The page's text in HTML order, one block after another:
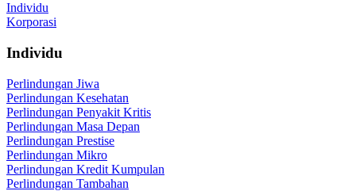
Individu
Korporasi
Individu
Perlindungan Jiwa
Perlindungan Kesehatan
Perlindungan Penyakit Kritis
Perlindungan Masa Depan
Perlindungan Prestise
Perlindungan Mikro
Perlindungan Kredit Kumpulan
Perlindungan Tambahan